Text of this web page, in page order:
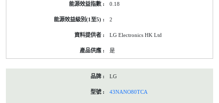
0.18
2
LG Electronics HK Ltd
是
LG
43NANO80TCA